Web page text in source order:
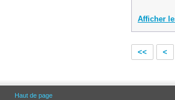
Afficher
<< <
Haut de page